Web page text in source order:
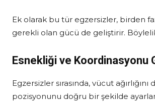
Ek olarak bu tür egzersizler, birden
gerekli olan gücü de geliştirir.
Esnekliği ve Koordinasyonu
Egzersizler sırasında, vücut
pozisyonunu doğru bir şekilde